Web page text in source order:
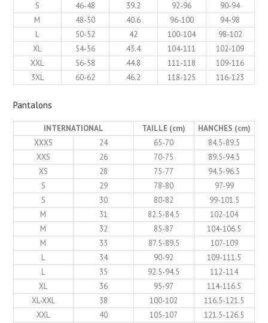
S
46-48 39.2 92-96
90-94
M
48-50 40.6 96-100
94-98
L
50-52 42 100-104
98-102
XL
54-56 43.4 104-111
102-109
XXL
56-58 44.8 111-118
109-116
3XL
60-62 46.2 118-125 116-123
Pantalons
INTERNATIONAL TAILLE (cm)
HANCHES (cm)
XXXS
24 65-70
84.5-89.5
XXS
26 70-75
89.5-94.5
XS
28 75-77
94.5-96.5
S
29 78-80
97-99
S
30 80-82
99-101.5
M
31 82.5-84.5
102-104
M
32 85-87
104-106.5
M
33 87.5-89.5
107-109
L
34 90-92
109-111.5
L
35 92.5-94.5
112-114
XL
36 95-97
114-116.5
XL-XXL
38 100-102
116.5-121.5
XXL
40 105-107
121.5-126.5